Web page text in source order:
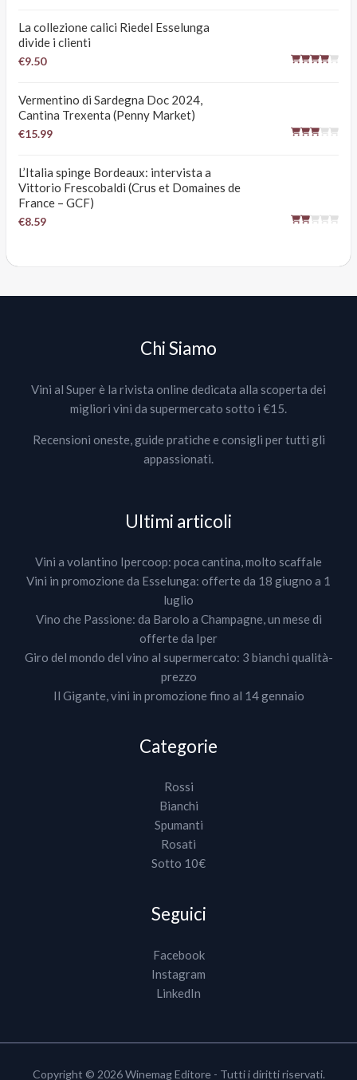
La collezione calici Riedel Esselunga
divide i clienti
€9.50
Vermentino di Sardegna Doc 2024,
Cantina Trexenta (Penny Market)
€15.99
L’Italia spinge Bordeaux: intervista a
Vittorio Frescobaldi (Crus et Domaines de
France – GCF)
€8.59
Chi Siamo
Vini al Super è la rivista online dedicata alla scoperta dei
migliori vini da supermercato sotto i €15.
Recensioni oneste, guide pratiche e consigli per tutti gli
appassionati.
Ultimi articoli
Vini a volantino Ipercoop: poca cantina, molto scaffale
Vini in promozione da Esselunga: offerte da 18 giugno a 1
luglio
Vino che Passione: da Barolo a Champagne, un mese di
offerte da Iper
Giro del mondo del vino al supermercato: 3 bianchi qualità-
prezzo
Il Gigante, vini in promozione fino al 14 gennaio
Categorie
Rossi
Bianchi
Spumanti
Rosati
Sotto 10€
Seguici
Facebook
Instagram
LinkedIn
Copyright © 2026 Winemag Editore - Tutti i diritti riservati.